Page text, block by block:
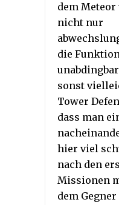
dem
nicht nur
die
sonst
Tower
dass man
hier viel
nach den
Missionen
dem